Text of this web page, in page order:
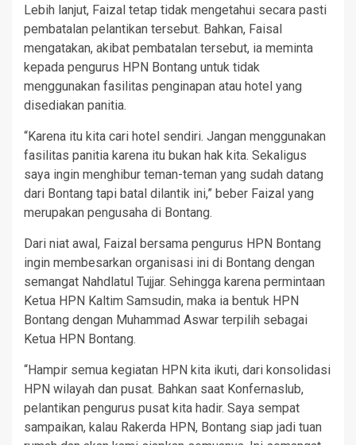
Lebih lanjut, Faizal tetap tidak mengetahui secara pasti
pembatalan pelantikan tersebut. Bahkan, Faisal
mengatakan, akibat pembatalan tersebut, ia meminta
kepada pengurus HPN Bontang untuk tidak
menggunakan fasilitas penginapan atau hotel yang
disediakan panitia.
“Karena itu kita cari hotel sendiri. Jangan menggunakan
fasilitas panitia karena itu bukan hak kita. Sekaligus
saya ingin menghibur teman-teman yang sudah datang
dari Bontang tapi batal dilantik ini,” beber Faizal yang
merupakan pengusaha di Bontang.
Dari niat awal, Faizal bersama pengurus HPN Bontang
ingin membesarkan organisasi ini di Bontang dengan
semangat Nahdlatul Tujjar. Sehingga karena permintaan
Ketua HPN Kaltim Samsudin, maka ia bentuk HPN
Bontang dengan Muhammad Aswar terpilih sebagai
Ketua HPN Bontang.
“Hampir semua kegiatan HPN kita ikuti, dari konsolidasi
HPN wilayah dan pusat. Bahkan saat Konfernaslub,
pelantikan pengurus pusat kita hadir. Saya sempat
sampaikan, kalau Rakerda HPN, Bontang siap jadi tuan